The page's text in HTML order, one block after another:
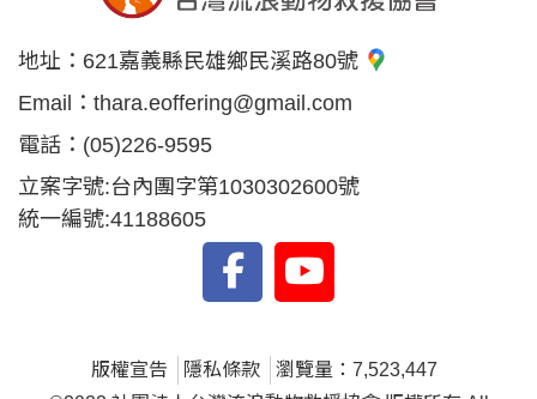
地址： 621嘉義縣民雄鄉民溪路80號
Email： thara.eoffering@gmail.com
電話： (05)226-9595
立案字號:台內團字第1030302600號
統一編號:41188605
版權宣告 隱私條款
瀏覽量：7,523,447